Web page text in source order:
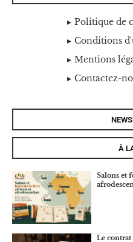
Politique de
Conditions
Mentions
Contactez-
À
Salons et
Le contrat